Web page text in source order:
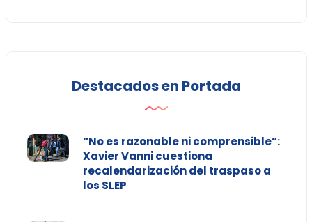
Destacados en Portada
“No es razonable ni comprensible”:
Xavier Vanni cuestiona
recalendarización del traspaso a
los SLEP